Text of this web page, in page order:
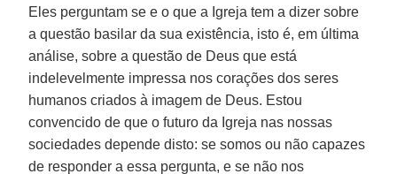
Eles perguntam se e o que a Igreja tem a dizer sobre
a questão basilar da sua existência, isto é, em última
análise, sobre a questão de Deus que está
indelevelmente impressa nos corações dos seres
humanos criados à imagem de Deus. Estou
convencido de que o futuro da Igreja nas nossas
sociedades depende disto: se somos ou não capazes
de responder a essa pergunta, e se não nos